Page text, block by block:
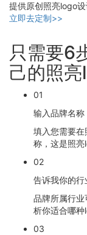
提供原创照亮logo设
立即去定制>>
只需要6
己的照
01
输入品牌名称
填入您需要
称，这是照亮
02
告诉我你的行
品牌所属行
析你适合哪种
03